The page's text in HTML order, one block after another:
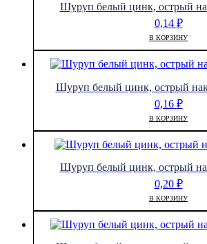
Шуруп белый цинк, острый
0,14 ₽
В КОРЗИНУ
Шуруп белый цинк, острый
0,16 ₽
В КОРЗИНУ
Шуруп белый цинк, острый
0,20 ₽
В КОРЗИНУ